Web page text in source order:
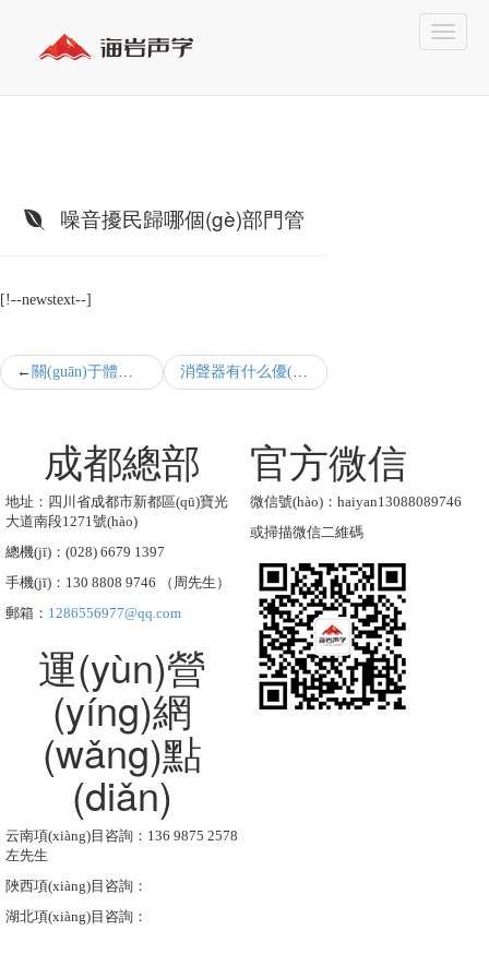
噪音擾民歸哪個(gè)部門管
[!--newstext--]
關(guān)于體育館吸聲降噪 消聲器有什么優(yōu)勢(shì)
成都總部
地址：四川省成都市新都區(qū)寶光
大道南段1271號(hào)
總機(jī)：(028) 6679 1397
手機(jī)：130 8808 9746 （周先生）
郵箱： 1286556977@qq.com
運(yùn)營
(yíng)網
(wǎng)點
(diǎn)
云南項(xiàng)目咨詢：136 9875 2578
左先生
陜西項(xiàng)目咨詢：
湖北項(xiàng)目咨詢：
官方微信
微信號(hào)：haiyan13088089746
或掃描微信二維碼